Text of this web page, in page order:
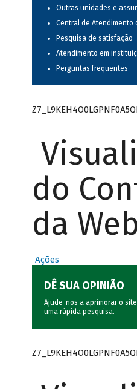
Outras unidades e
Central de Atendimento
Pesquisa de satisfação
Atendimento em
Perguntas frequentes
do
da
Ações
DÊ SUA OPINIÃO
Ajude-nos a aprimorar o
uma rápida pesquisa.